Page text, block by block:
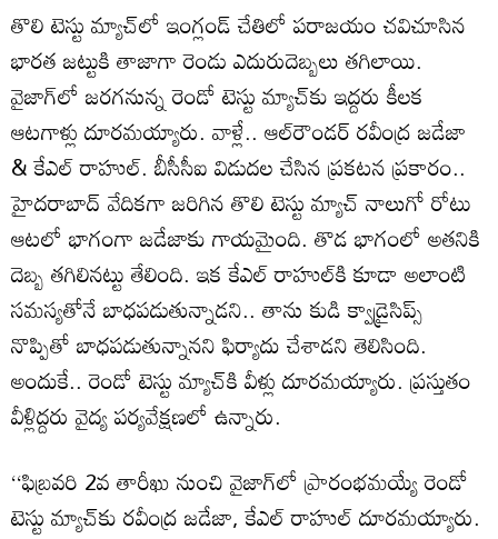
తొలి టెస్టు మ్యాచ్‌లో ఇంగ్లండ్ చేతిలో పరాజయం చవిచూసిన
భారత జట్టుకి తాజాగా రెండు ఎదురుదెబ్బలు తగిలాయి.
వైజాగ్‌లో జరగనున్న రెండో టెస్టు మ్యాచ్‌కు ఇద్దరు కీలక
ఆటగాళ్లు దూరమయ్యారు. వాళ్లే.. ఆల్‌రౌండర్ రవీంద్ర జడేజా
& కేఎల్ రాహుల్. బీసీసీఐ విడుదల చేసిన ప్రకటన ప్రకారం..
హైదరాబాద్ వేదికగా జరిగిన తొలి టెస్టు మ్యాచ్ నాలుగో రోటు
ఆటలో భాగంగా జడేజాకు గాయమైంది. తొడ భాగంలో అతనికి
దెబ్బ తగిలినట్టు తేలింది. ఇక కేఎల్ రాహుల్‌కి కూడా అలాంటి
సమస్యతోనే బాధపడుతున్నాడని.. తాను కుడి క్వాడ్రైసిప్స్‌
నొప్పితో బాధపడుతున్నానని ఫిర్యాదు చేశాడని తెలిసింది.
అందుకే.. రెండో టెస్టు మ్యాచ్‌కి వీళ్లు దూరమయ్యారు. ప్రస్తుతం
వీళ్లిద్దరు వైద్య పర్యవేక్షణలో ఉన్నారు.
‘‘ఫిబ్రవరి 2వ తారీఖు నుంచి వైజాగ్‌లో ప్రారంభమయ్యే రెండో
టెస్టు మ్యాచ్‌కు రవీంద్ర జడేజా, కేఎల్ రాహుల్ దూరమయ్యారు.